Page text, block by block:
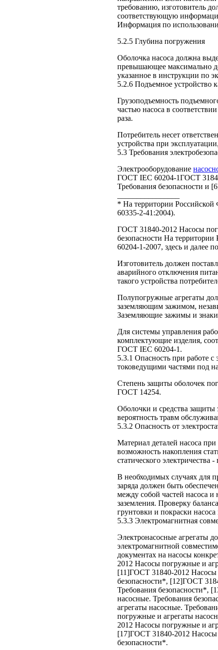
требованию, изготовитель
соответствующую
Информация по
5.2.5 Глубина погружения
Оболочка насоса должна
превышающее максимально
указанное в инструкции по
5.2.6 Подъемное устройство
Грузоподъемность
частью насоса в
раза.
Потребитель несет
устройства при
5.3 Требования
Электрооборудование
ГОСТ IEC 60204-1ГОСТ
Требования безопасности и
* На территории
60335-2-41:2004).
ГОСТ 31840-2012 Насосы
безопасности На
60204-1-2007, здесь и далее
Изготовитель должен
аварийного отключения
такого устройства
Полупогружные агрегаты
заземляющим зажимом,
Заземляющие зажимы и
Для системы управления
комплектующие изделия,
ГОСТ IEC 60204-1.
5.3.1 Опасность при работе с
токоведущими частями под
Степень защиты оболочек
ГОСТ 14254.
Оболочки и средства защиты
вероятность травм
5.3.2 Опасность от
Материал деталей насоса
возможность накопления
статического
В необходимых случаях для
заряда должен быть
между собой частей насоса и
заземления. Проверку
грунтовки и покраски насоса
5.3.3 Электромагнитная
Электронасосные агрегаты
электромагнитной
документах на насосы
2012 Насосы погружные и
[11]ГОСТ 31840-2012 Насосы
безопасности*, [12]ГОСТ
Требования безопасности*,
насосные. Требования
агрегаты насосные.
погружные и агрегаты
2012 Насосы погружные и
[17]ГОСТ 31840-2012 Насосы
безопасности*.